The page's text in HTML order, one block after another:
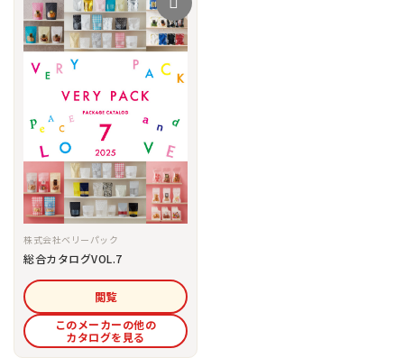
株式会社ベリーパック
総合カタログVOL.7
閲覧
このメーカーの他の
カタログを見る